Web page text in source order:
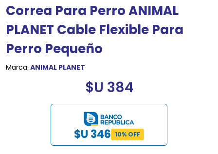
Correa Para Perro ANIMAL
PLANET Cable Flexible Para
Perro Pequeño
Marca: ANIMAL PLANET
$U 384
$U 346 10% OFF